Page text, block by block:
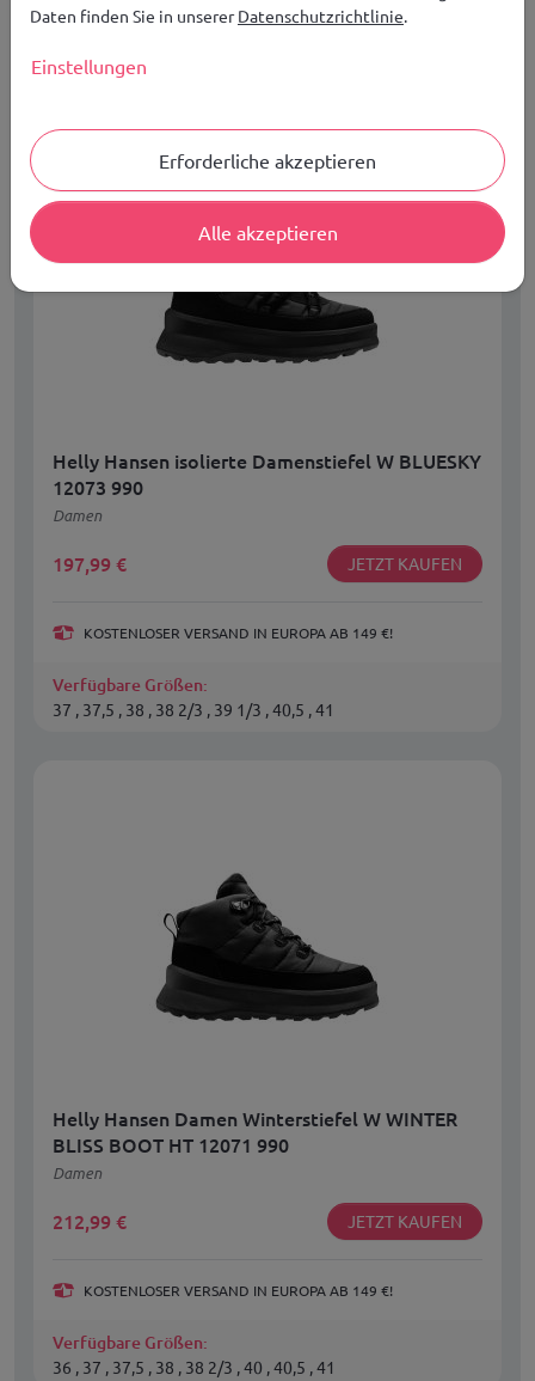
Verfügbare Größen:
Helly Hansen isolierte Damenstiefel W BLUESKY
12073 990
Damen
197,99 € JETZT KAUFEN
KOSTENLOSER VERSAND IN EUROPA AB 149 €!
Verfügbare Größen:
37 , 37,5 , 38 , 38 2/3 , 39 1/3 , 40,5 , 41
Helly Hansen Damen Winterstiefel W WINTER
BLISS BOOT HT 12071 990
Damen
212,99 € JETZT KAUFEN
KOSTENLOSER VERSAND IN EUROPA AB 149 €!
Verfügbare Größen:
36 , 37 , 37,5 , 38 , 38 2/3 , 40 , 40,5 , 41
Daten finden Sie in unsererDatenschutzrichtlinie.
Einstellungen
Erforderliche akzeptieren
Alle akzeptieren